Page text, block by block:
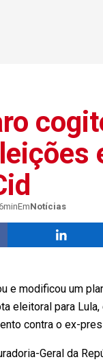
EmNotícias
e modificou um
eleitoral para
contra o ex-
Geral da